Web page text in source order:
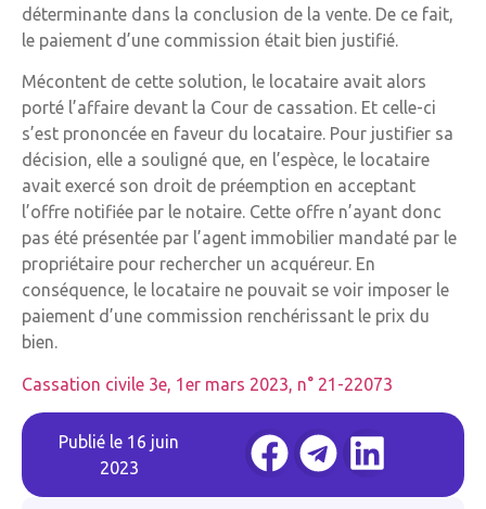
déterminante dans la conclusion de la vente. De ce fait,
le paiement d’une commission était bien justifié.
Mécontent de cette solution, le locataire avait alors
porté l’affaire devant la Cour de cassation. Et celle-ci
s’est prononcée en faveur du locataire. Pour justifier sa
décision, elle a souligné que, en l’espèce, le locataire
avait exercé son droit de préemption en acceptant
l’offre notifiée par le notaire. Cette offre n’ayant donc
pas été présentée par l’agent immobilier mandaté par le
propriétaire pour rechercher un acquéreur. En
conséquence, le locataire ne pouvait se voir imposer le
paiement d’une commission renchérissant le prix du
bien.
Cassation civile 3e, 1er mars 2023, n° 21-22073
Publié le 16 juin
2023